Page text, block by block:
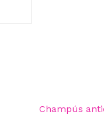
Champús